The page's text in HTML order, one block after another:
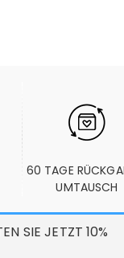
60 TAGE
UMTAUSCH
SIE JETZT 10%